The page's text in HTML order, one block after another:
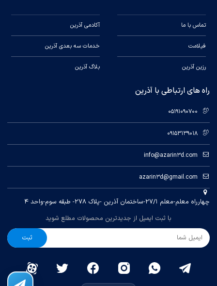
تماس با ما
فیلامت
رزین آذرین
آکادمی آذرین
خدمات سه بعدی آذرین
بلاگ آذرین
راه های ارتباطی با آذرین
05191090700
09153139018
info@azarin3d.com
azarin3d@gmail.com
چهارراه معلم-معلم ۲۷/۱-ساختمان آذرین -پلاک ۲۷۸- طبقه سوم-واحد ۴
با ثبت ایمیل از جدیدترین محصولات مطلع شوید
ثبت